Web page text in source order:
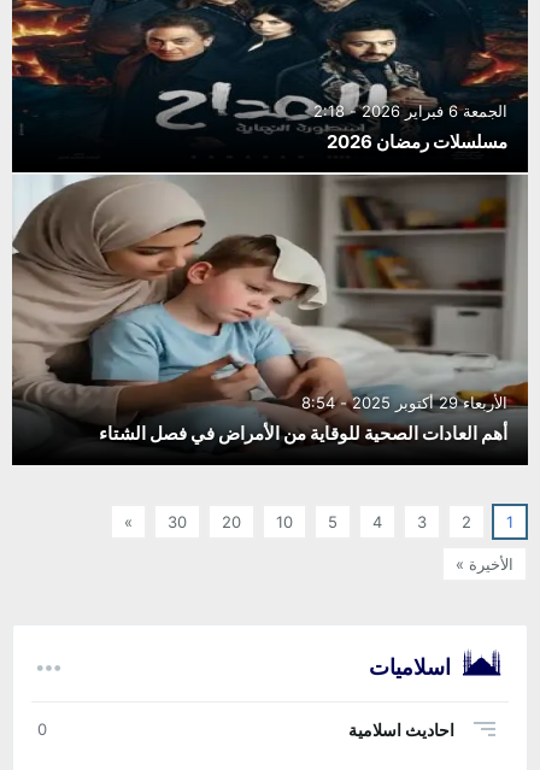
الجمعة 6 فبراير 2026 - 2:18
مسلسلات رمضان 2026
الأربعاء 29 أكتوبر 2025 - 8:54
أهم العادات الصحية للوقاية من الأمراض في فصل الشتاء
1
2
3
4
5
10
20
30
»
الأخيرة »
اسلاميات
احاديث اسلامية 0